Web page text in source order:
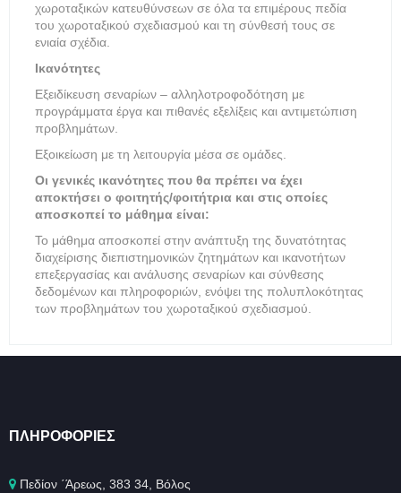
χωροταξικών κατευθύνσεων σε όλα τα επιμέρους πεδία
του χωροταξικού σχεδιασμού και τη σύνθεσή τους σε
ενιαία σχέδια.
Ικανότητες
Εξειδίκευση σεναρίων – αλληλοτροφοδότηση με
προγράμματα έργα και πιθανές εξελίξεις και αντιμετώπιση
προβλημάτων.
Εξοικείωση με τη λειτουργία μέσα σε ομάδες.
Οι γενικές ικανότητες που θα πρέπει να έχει
αποκτήσει ο φοιτητής/φοιτήτρια και στις οποίες
αποσκοπεί το μάθημα είναι:
Το μάθημα αποσκοπεί στην ανάπτυξη της δυνατότητας
διαχείρισης διεπιστημονικών ζητημάτων και ικανοτήτων
επεξεργασίας και ανάλυσης σεναρίων και σύνθεσης
δεδομένων και πληροφοριών, ενόψει της πολυπλοκότητας
των προβλημάτων του χωροταξικού σχεδιασμού.
ΠΛΗΡΟΦΟΡΊΕΣ
Πεδίον ΄Άρεως, 383 34, Βόλος